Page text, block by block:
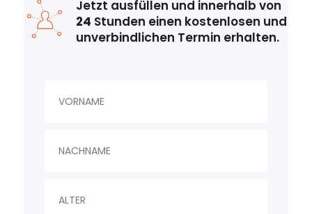
Jetzt ausfüllen und innerhalb von
24 Stunden einen kostenlosen und
unverbindlichen Termin erhalten.